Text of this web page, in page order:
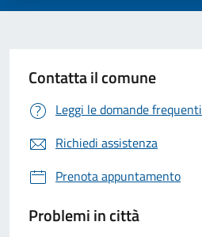
Contatta il comune
Leggi le domande frequenti
Richiedi assistenza
Prenota appuntamento
Problemi in città